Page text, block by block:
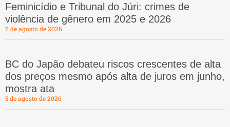
Feminicídio e Tribunal do Júri: crimes de
violência de gênero em 2025 e 2026
7 de agosto de 2026
BC do Japão debateu riscos crescentes de alta
dos preços mesmo após alta de juros em junho,
mostra ata
5 de agosto de 2026